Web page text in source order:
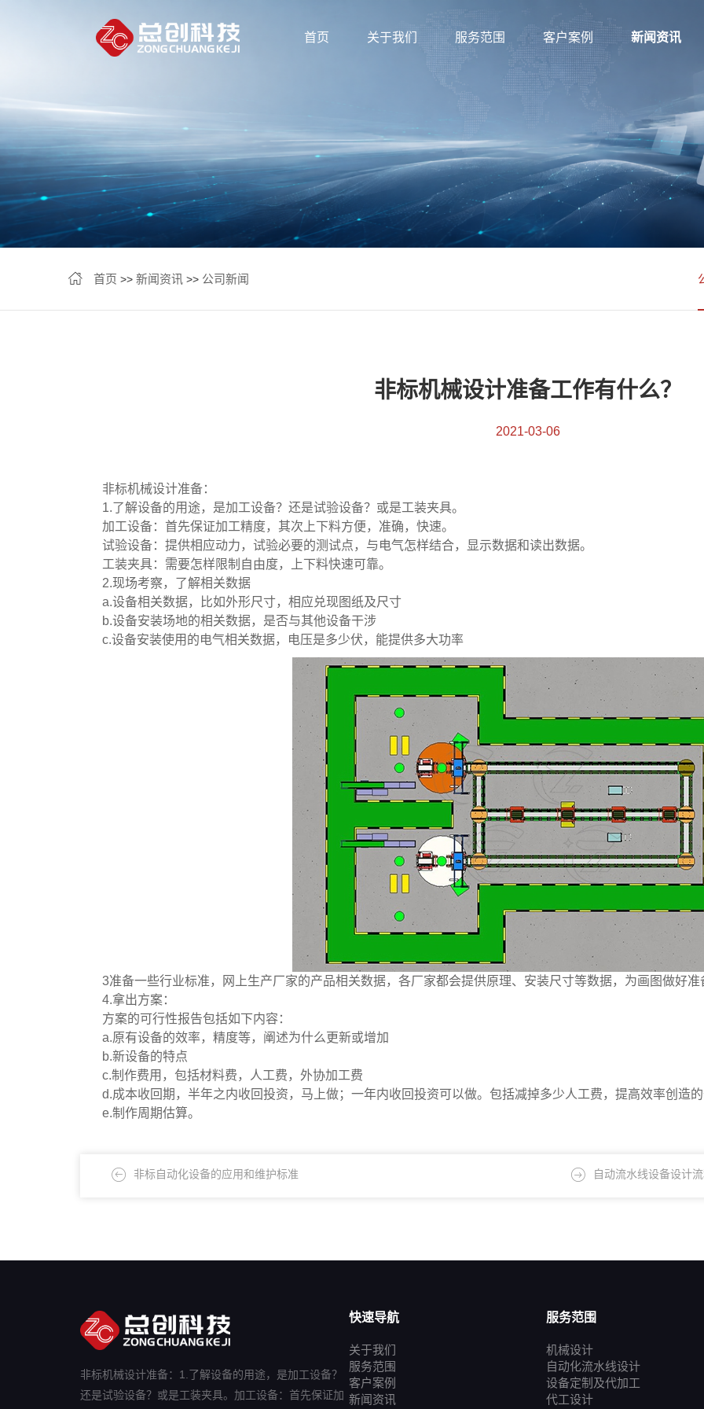
首页 关于我们 服务范围 客户案例 新闻资讯
首页 >> 新闻资讯 >> 公司新闻
非标机械设计准备工作有什么？
2021-03-06
非标机械设计准备：
1.了解设备的用途，是加工设备？还是试验设备？或是工装夹具。
加工设备：首先保证加工精度，其次上下料方便，准确，快速。
试验设备：提供相应动力，试验必要的测试点，与电气怎样结合，显示数据和读出数据。
工装夹具：需要怎样限制自由度，上下料快速可靠。
2.现场考察，了解相关数据
a.设备相关数据，比如外形尺寸，相应兑现图纸及尺寸
b.设备安装场地的相关数据，是否与其他设备干涉
c.设备安装使用的电气相关数据，电压是多少伏，能提供多大功率
3准备一些行业标准，网上生产厂家的产品相关数据，各厂家都会提供原理、安装尺寸等数据，为画图做好准
4.拿出方案：
方案的可行性报告包括如下内容：
a.原有设备的效率，精度等，阐述为什么更新或增加
b.新设备的特点
c.制作费用，包括材料费，人工费，外协加工费
d.成本收回期，半年之内收回投资，马上做；一年内收回投资可以做。包括减掉多少人工费，提高效率创造
e.制作周期估算。
非标自动化设备的应用和维护标准 自动流水线设备设计
非标机械设计准备：1.了解设备的用途，是加工设备？
还是试验设备？或是工装夹具。加工设备：首先保证加
快速导航
关于我们
服务范围
客户案例
新闻资讯
服务范围
机械设计
自动化流水线设计
设备定制及代加工
代工设计